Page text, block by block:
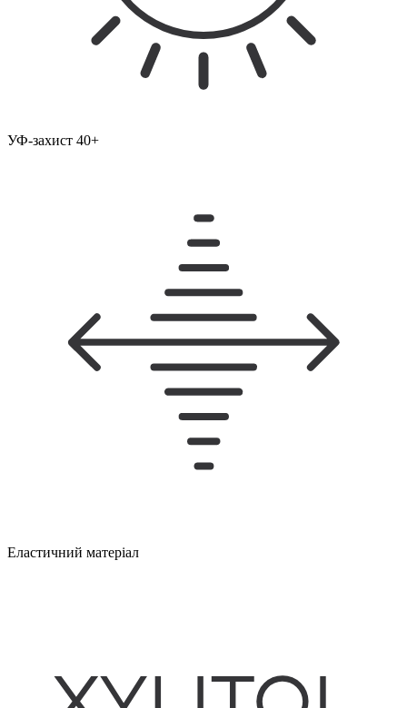
УФ-захист 40+
Еластичний матеріал